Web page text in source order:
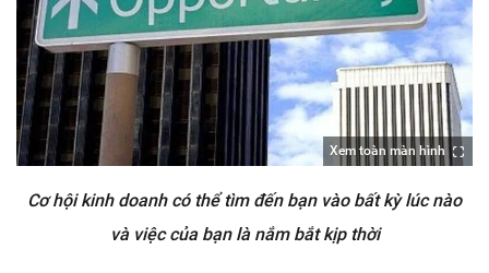
Xem toàn màn hình
Cơ hội kinh doanh có thể tìm đến bạn vào bất kỳ lúc nào
và việc của bạn là nắm bắt kịp thời